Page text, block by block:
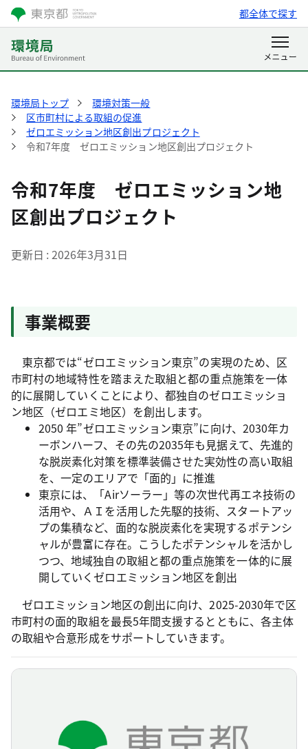
都全体で探す
環境局トップ
環境対策一般
区市町村による取組の促進
ゼロエミッション地区創出プロジェクト
令和7年度 ゼロエミッション地区創出プロジェクト
令和7年度 ゼロエミッション地
区創出プロジェクト
更新日 2026年3月31日
事業概要
東京都では“ゼロエミッション東京”の実現のため、区
市町村の地域特性を踏まえた取組と都の重点施策を一体
的に展開していくことにより、都独自のゼロエミッショ
ン地区（ゼロエミ地区）を創出します。
2050 年”ゼロエミッション東京”に向け、2030年カ
ーボンハーフ、その先の2035年も見据えて、先進的
な脱炭素化対策を標準装備させた実効性の高い取組
を、一定のエリアで「面的」に推進
東京には、「Airソーラー」等の次世代再エネ技術の
活用や、ＡＩを活用した先駆的技術、スタートアッ
プの集積など、面的な脱炭素化を実現するポテンシ
ャルが豊富に存在。こうしたポテンシャルを活かし
つつ、地域独自の取組と都の重点施策を一体的に展
開していくゼロエミッション地区を創出
ゼロエミッション地区の創出に向け、2025-2030年で区
市町村の面的取組を最長5年間支援するとともに、各主体
の取組や合意形成をサポートしていきます。